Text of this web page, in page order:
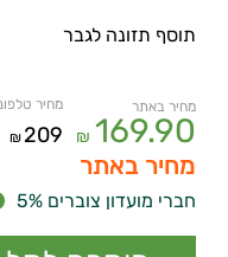
מחיר באתר
169.90
₪
מחיר
209
₪
מחיר באתר
חברי מועדון צוברים 5%